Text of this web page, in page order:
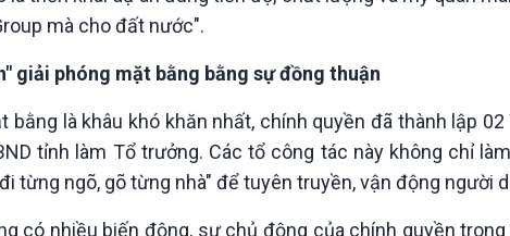
mà cho đất nước".
giải phóng mặt bằng bằng sự đồng thuận
bằng là khâu khó khăn nhất, chính quyền đã thành lập
tỉnh làm Tổ trưởng. Các tổ công tác này không chỉ
từng ngõ, gõ từng nhà" để tuyên truyền, vận động người
có nhiều biến động, sự chủ động của chính quyền